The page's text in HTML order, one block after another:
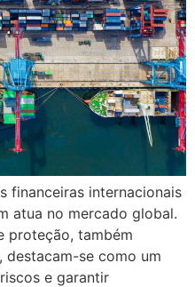
financeiras internacionais
atua no mercado global.
proteção, também
destacam-se como um
e garantir